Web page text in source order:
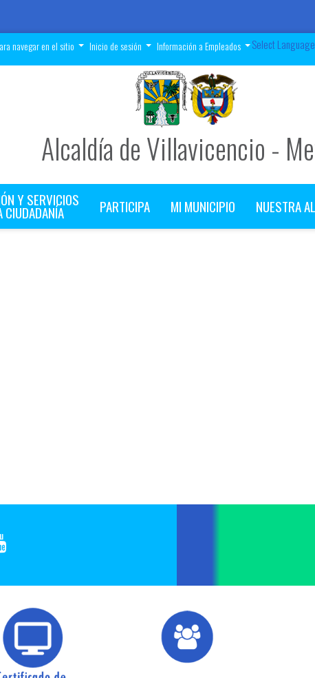
navegar en el sitio Inicio de sesión Información a Empleados Select Language
Alcaldía de Villavicencio -
Y SERVICIOS
CIUDADANÍA PARTICIPA MI MUNICIPIO NUESTRA